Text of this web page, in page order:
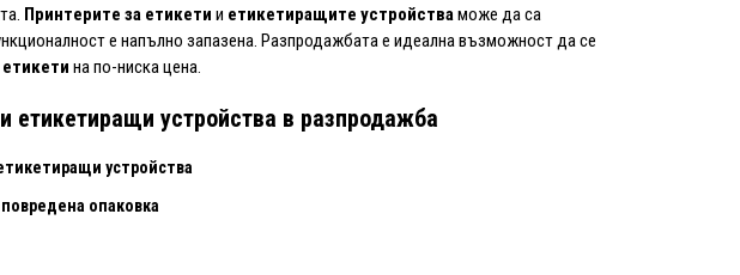
Принтерите за етикети и етикетиращите устройства може да са
е напълно запазена. Разпродажбата е идеална възможност да се
на по-ниска цена.
етикетиращи устройства в разпродажба
устройства
опаковка